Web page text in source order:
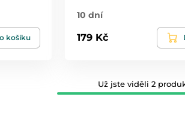
košíku
10 dní
179 Kč
Už jste viděli 2